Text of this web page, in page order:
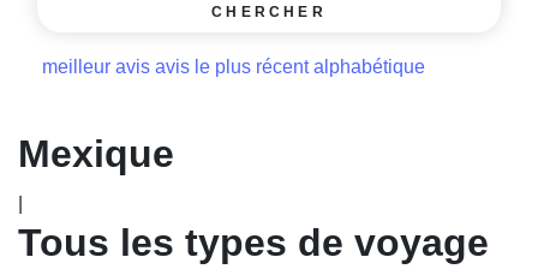
CHERCHER
meilleur avis avis le plus récent alphabétique
Mexique
Tous les types de voyage